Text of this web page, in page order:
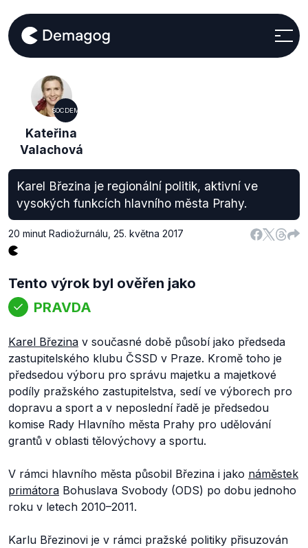
SOCDEM
Kateřina
Valachová
Karel Březina je regionální politik, aktivní ve
vysokých funkcích hlavního města Prahy.
20 minut Radiožurnálu 25. května 2017
Tento výrok byl ověřen jako
PRAVDA
Karel Březina v současné době působí jako předseda
zastupitelského klubu ČSSD v Praze. Kromě toho je
předsedou výboru pro správu majetku a majetkové
podíly pražského zastupitelstva, sedí ve výborech pro
dopravu a sport a v neposlední řadě je předsedou
komise Rady Hlavního města Prahy pro udělování
grantů v oblasti tělovýchovy a sportu.
V rámci hlavního města působil Březina i jako náměstek
primátora Bohuslava Svobody (ODS) po dobu jednoho
roku v letech 2010–2011.
Karlu Březinovi je v rámci pražské politiky přisuzován